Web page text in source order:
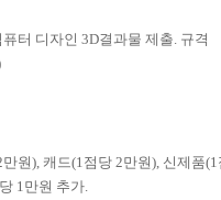
터 디자인 3D결과물 제출. 규격
원), 캐드(1점당 2만원), 신제품
1만원 추가.